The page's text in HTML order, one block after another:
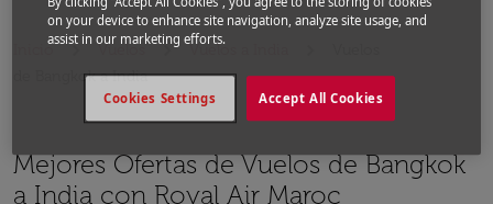
Inicio Vuelos Vuelos a India
de Bangkok a India
Mejores Ofertas de Vuelos de Bangkok
a India con Royal Air Maroc
on your device to enhance site navigation, analyze site usage, and
assist in our marketing efforts.
Accept All Cookies
Cookies Settings